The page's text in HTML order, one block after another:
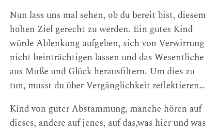
Nun lass uns mal sehen, ob du bereit bist, diesem
hohen Ziel gerecht zu werden. Ein gutes Kind
würde Ablenkung aufgeben, sich von Verwirrung
nicht beinträchtigen lassen und das Wesentliche
aus Muße und Glück herausfiltern. Um dies zu
tun, musst du über Vergänglichkeit reflektieren…
Kind von guter Abstammung, manche hören auf
dieses, andere auf jenes, auf das,was hier und was